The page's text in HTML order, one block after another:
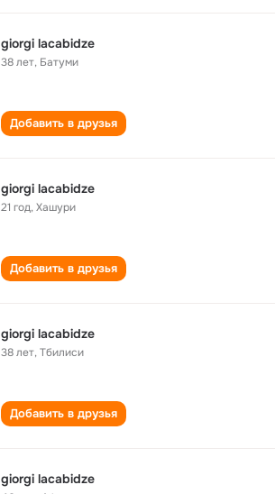
giorgi lacabidze
38 лет, Батуми
Добавить в друзья
giorgi lacabidze
21 год,Хашури
Добавить в друзья
giorgi lacabidze
38 лет,Тбилиси
Добавить в друзья
giorgi lacabidze